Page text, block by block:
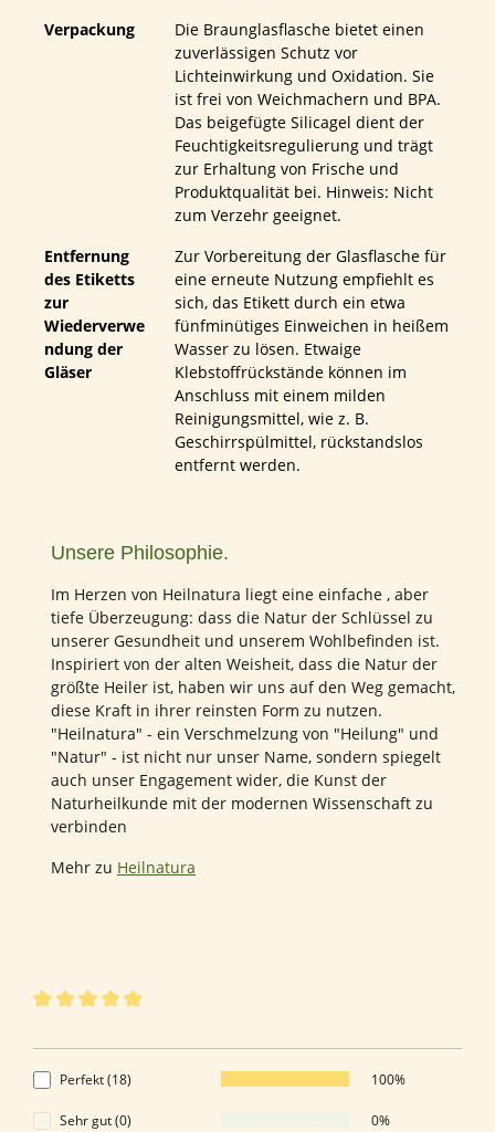
Verpackung
Die Braunglasflasche bietet einen
zuverlässigen Schutz vor
Lichteinwirkung und Oxidation. Sie
ist frei von Weichmachern und BPA.
Das beigefügte Silicagel dient der
Feuchtigkeitsregulierung und trägt
zur Erhaltung von Frische und
Produktqualität bei. Hinweis: Nicht
zum Verzehr geeignet.
Entfernung
des Etiketts
zur
Wiederverwe
ndung der
Gläser
Zur Vorbereitung der Glasflasche für
eine erneute Nutzung empfiehlt es
sich, das Etikett durch ein etwa
fünfminütiges Einweichen in heißem
Wasser zu lösen. Etwaige
Klebstoffrückstände können im
Anschluss mit einem milden
Reinigungsmittel, wie z. B.
Geschirrspülmittel, rückstandslos
entfernt werden.
Unsere Philosophie.
Im Herzen von Heilnatura liegt eine einfache , aber
tiefe Überzeugung: dass die Natur der Schlüssel zu
unserer Gesundheit und unserem Wohlbefinden ist.
Inspiriert von der alten Weisheit, dass die Natur der
größte Heiler ist, haben wir uns auf den Weg gemacht,
diese Kraft in ihrer reinsten Form zu nutzen.
"Heilnatura" - ein Verschmelzung von "Heilung" und
"Natur" - ist nicht nur unser Name, sondern spiegelt
auch unser Engagement wider, die Kunst der
Naturheilkunde mit der modernen Wissenschaft zu
verbinden
Mehr zu Heilnatura
Perfekt (18) 100%
Sehr gut (0) 0%